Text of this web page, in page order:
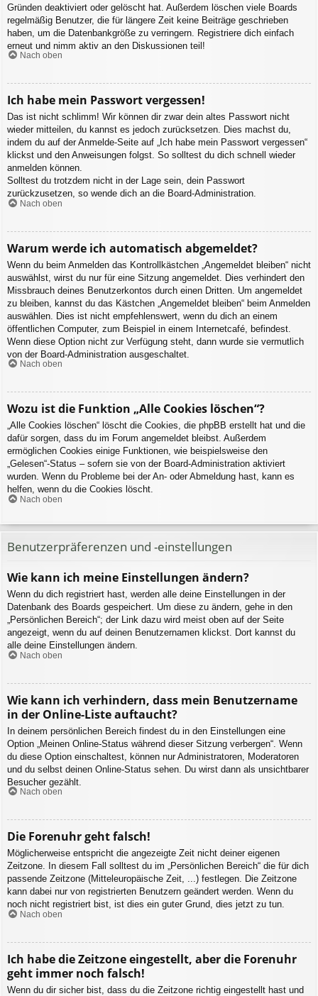
Gründen deaktiviert oder gelöscht hat. Außerdem löschen viele Boards
regelmäßig Benutzer, die für längere Zeit keine Beiträge geschrieben
haben, um die Datenbankgröße zu verringern. Registriere dich einfach
erneut und nimm aktiv an den Diskussionen teil!
Nach oben
Ich habe mein Passwort vergessen!
Das ist nicht schlimm! Wir können dir zwar dein altes Passwort nicht
wieder mitteilen, du kannst es jedoch zurücksetzen. Dies machst du,
indem du auf der Anmelde-Seite auf „Ich habe mein Passwort vergessen“
klickst und den Anweisungen folgst. So solltest du dich schnell wieder
anmelden können.
Solltest du trotzdem nicht in der Lage sein, dein Passwort
zurückzusetzen, so wende dich an die Board-Administration.
Nach oben
Warum werde ich automatisch abgemeldet?
Wenn du beim Anmelden das Kontrollkästchen „Angemeldet bleiben“ nicht
auswählst, wirst du nur für eine Sitzung angemeldet. Dies verhindert den
Missbrauch deines Benutzerkontos durch einen Dritten. Um angemeldet
zu bleiben, kannst du das Kästchen „Angemeldet bleiben“ beim Anmelden
auswählen. Dies ist nicht empfehlenswert, wenn du dich an einem
öffentlichen Computer, zum Beispiel in einem Internetcafé, befindest.
Wenn diese Option nicht zur Verfügung steht, dann wurde sie vermutlich
von der Board-Administration ausgeschaltet.
Nach oben
Wozu ist die Funktion „Alle Cookies löschen“?
„Alle Cookies löschen“ löscht die Cookies, die phpBB erstellt hat und die
dafür sorgen, dass du im Forum angemeldet bleibst. Außerdem
ermöglichen Cookies einige Funktionen, wie beispielsweise den
„Gelesen“-Status – sofern sie von der Board-Administration aktiviert
wurden. Wenn du Probleme bei der An- oder Abmeldung hast, kann es
helfen, wenn du die Cookies löscht.
Nach oben
Benutzerpräferenzen und -einstellungen
Wie kann ich meine Einstellungen ändern?
Wenn du dich registriert hast, werden alle deine Einstellungen in der
Datenbank des Boards gespeichert. Um diese zu ändern, gehe in den
„Persönlichen Bereich“; der Link dazu wird meist oben auf der Seite
angezeigt, wenn du auf deinen Benutzernamen klickst. Dort kannst du
alle deine Einstellungen ändern.
Nach oben
Wie kann ich verhindern, dass mein Benutzername
in der Online-Liste auftaucht?
In deinem persönlichen Bereich findest du in den Einstellungen eine
Option „Meinen Online-Status während dieser Sitzung verbergen“. Wenn
du diese Option einschaltest, können nur Administratoren, Moderatoren
und du selbst deinen Online-Status sehen. Du wirst dann als unsichtbarer
Besucher gezählt.
Nach oben
Die Forenuhr geht falsch!
Möglicherweise entspricht die angezeigte Zeit nicht deiner eigenen
Zeitzone. In diesem Fall solltest du im „Persönlichen Bereich“ die für dich
passende Zeitzone (Mitteleuropäische Zeit, ...) festlegen. Die Zeitzone
kann dabei nur von registrierten Benutzern geändert werden. Wenn du
noch nicht registriert bist, ist dies ein guter Grund, dies jetzt zu tun.
Nach oben
Ich habe die Zeitzone eingestellt, aber die Forenuhr
geht immer noch falsch!
Wenn du dir sicher bist, dass du die Zeitzone richtig eingestellt hast und